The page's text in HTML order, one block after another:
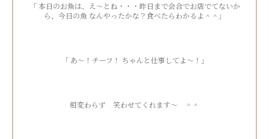
「 本日のお魚は、え～とね・・・昨日まで会合でお店でてないか
ら、今日の魚 なんやったかな？食べたらわかるよ＾＾」
「 あ～！チーフ！ ちゃんと仕事してよ～！」
相変わらず 笑わせてくれます～ ＾＾